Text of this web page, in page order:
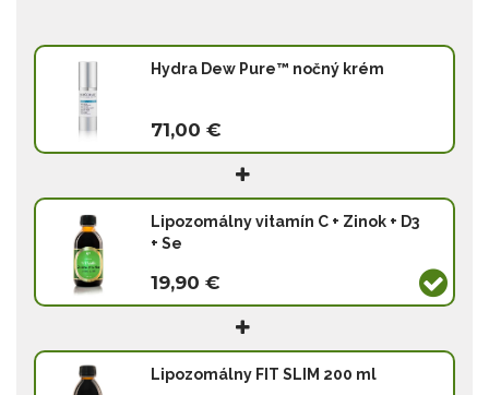
Hydra Dew Pure™ nočný krém
71,00 €
Lipozomálny vitamín C + Zinok + D3
+ Se
19,90 €
Lipozomálny FIT SLIM 200 ml